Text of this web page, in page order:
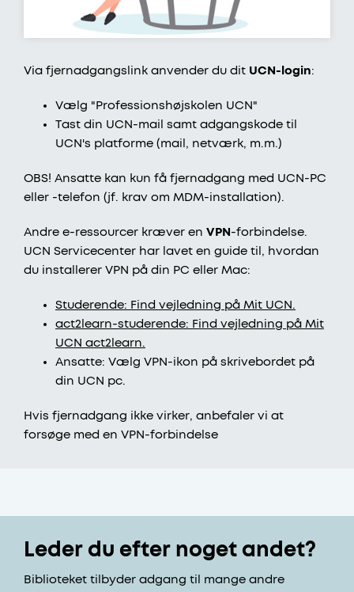
Via fjernadgangslink anvender du dit UCN-login:
Vælg "Professionshøjskolen UCN"
Tast din UCN-mail samt adgangskode til
UCN's platforme (mail, netværk, m.m.)
OBS! Ansatte kan kun få fjernadgang med UCN-PC
eller -telefon (jf. krav om MDM-installation).
Andre e-ressourcer kræver en VPN -forbindelse.
UCN Servicecenter har lavet en guide til, hvordan
du installerer VPN på din PC eller Mac:
Studerende: Find vejledning på Mit UCN.
act2learn-studerende: Find vejledning på Mit
UCN act2learn.
Ansatte: Vælg VPN-ikon på skrivebordet på
din UCN pc.
Hvis fjernadgang ikke virker, anbefaler vi at
forsøge med en VPN-forbindelse
Leder du efter noget andet?
Biblioteket tilbyder adgang til mange andre